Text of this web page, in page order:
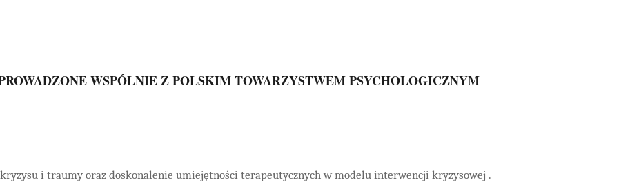
WSPÓLNIE Z POLSKIM TOWARZYSTWEM PSYCHOLOGICZNYM
i traumy oraz doskonalenie umiejętności terapeutycznych w modelu interwencji kryzysowej .